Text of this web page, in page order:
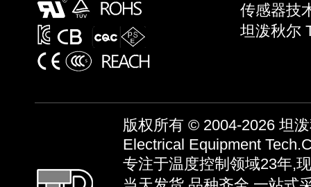
传感器技
坦泼秋尔
版权所有 © 2004-2026 坦
Electrical Equipment
专注于温度控制领域23年,